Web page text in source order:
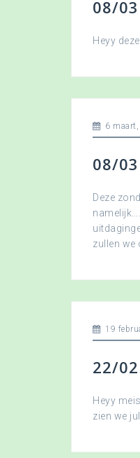
08/03
Heyy
6
08/03
Deze
zullen we
19
22/02
Heyy
zien we